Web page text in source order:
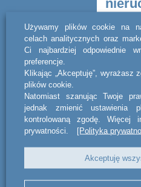
Używamy plików cookie na
celach analitycznych oraz
Ci najbardziej odpowiednie
preferencje.
Klikając „Akceptuję”, wyrażasz
plików cookie.
Natomiast szanując Twoje
jednak zmienić ustawienia
kontrolowaną zgodę. Więcej
prywatności.
[Polityka
Akceptuję